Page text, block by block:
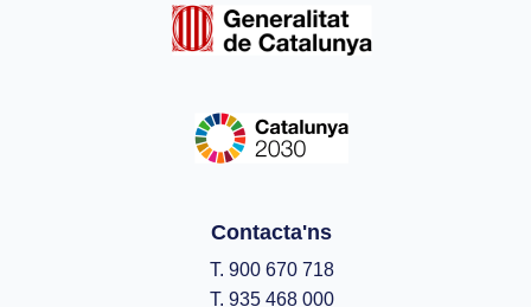
Contacta'ns
T. 900 670 718
T. 935 468 000